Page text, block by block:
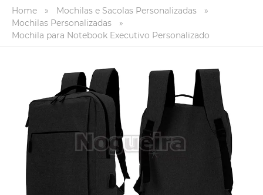
Home » Mochilas e Sacolas Personalizadas
»
Mochilas Personalizadas
»
Mochila para Notebook Executivo Personalizado